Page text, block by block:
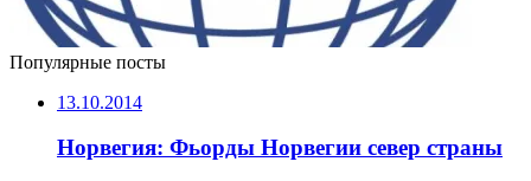
Популярные посты
13.10.2014
Норвегия: Фьорды Норвегии север страны